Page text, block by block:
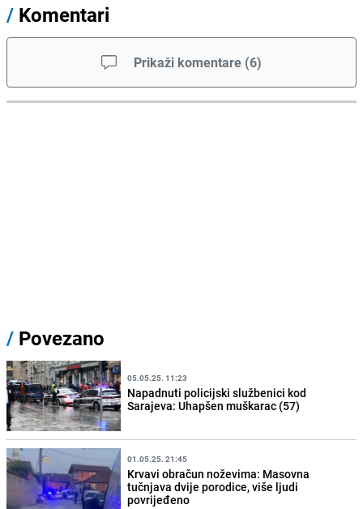
/ Komentari
Prikaži komentare (6)
/ Povezano
05.05.25. 11:23
Napadnuti policijski službenici kod
Sarajeva: Uhapšen muškarac (57)
01.05.25. 21:45
Krvavi obračun noževima: Masovna
tučnjava dvije porodice, više ljudi
povrijeđeno